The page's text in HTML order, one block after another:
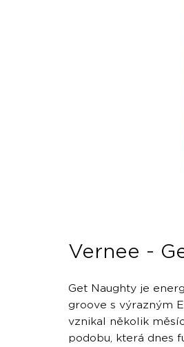
Vernee -
Get Naughty je
groove s výrazným
vznikal několik
podobu, která dnes